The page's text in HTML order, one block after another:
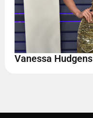
Vanessa Hudgens